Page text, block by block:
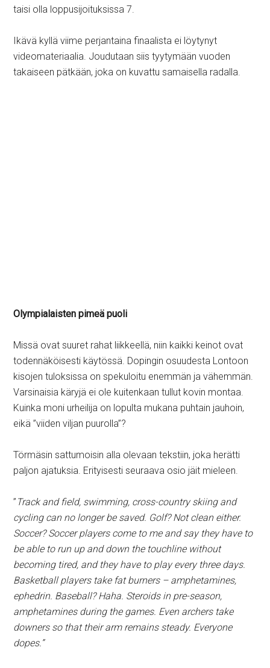
taisi olla loppusijoituksissa 7.
Ikävä kyllä viime perjantaina finaalista ei löytynyt
videomateriaalia. Joudutaan siis tyytymään vuoden
takaiseen pätkään, joka on kuvattu samaisella radalla.
Olympialaisten pimeä puoli
Missä ovat suuret rahat liikkeellä, niin kaikki keinot ovat
todennäköisesti käytössä. Dopingin osuudesta Lontoon
kisojen tuloksissa on spekuloitu enemmän ja vähemmän.
Varsinaisia käryjä ei ole kuitenkaan tullut kovin montaa.
Kuinka moni urheilija on lopulta mukana puhtain jauhoin,
eikä ”viiden viljan puurolla”?
Törmäsin sattumoisin alla olevaan tekstiin, joka herätti
paljon ajatuksia. Erityisesti seuraava osio jäit mieleen.
” Track and field, swimming, cross-country skiing and
cycling can no longer be saved. Golf? Not clean either.
Soccer? Soccer players come to me and say they have to
be able to run up and down the touchline without
becoming tired, and they have to play every three days.
Basketball players take fat burners – amphetamines,
ephedrin. Baseball? Haha. Steroids in pre-season,
amphetamines during the games. Even archers take
downers so that their arm remains steady. Everyone
dopes.”